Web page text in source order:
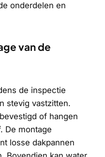
onderdelen en
van de
de inspectie
stevig vastzitten.
of hangen
De montage
losse dakpannen